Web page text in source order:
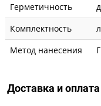
Герметичность
Комплектность
Метод нанесения
Доставка и оплата